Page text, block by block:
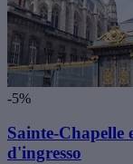
-5%
Sainte-Chapelle
d'ingresso